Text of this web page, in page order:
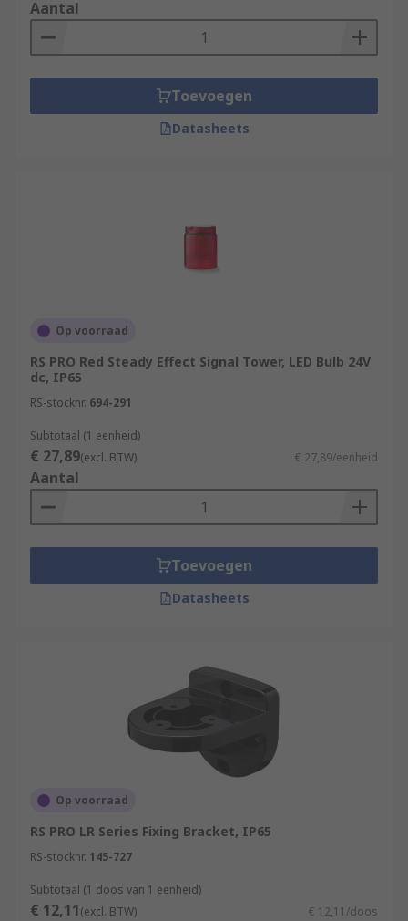
Aantal
Toevoegen
Datasheets
Op voorraad
RS PRO Red Steady Effect Signal Tower, LED Bulb 24V
dc, IP65
RS-stocknr. 694-291
Subtotaal (1 eenheid)
€ 27,89(excl. BTW) € 27,89/eenheid
Aantal
Toevoegen
Datasheets
Op voorraad
RS PRO LR Series Fixing Bracket, IP65
RS-stocknr. 145-727
Subtotaal (1 doos van 1 eenheid)
€ 12,11(excl. BTW) € 12,11/doos